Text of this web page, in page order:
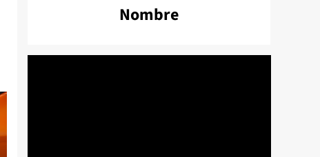
Nombre